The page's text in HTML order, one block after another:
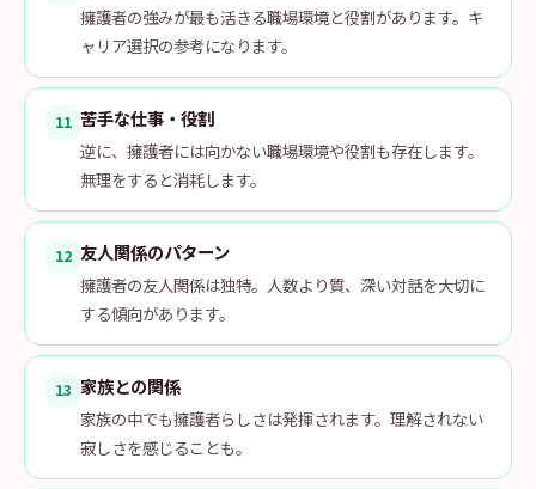
擁護者の強みが最も活きる職場環境と役割があります。キ
ャリア選択の参考になります。
11 苦手な仕事・役割
逆に、擁護者には向かない職場環境や役割も存在します。
無理をすると消耗します。
12 友人関係のパターン
擁護者の友人関係は独特。人数より質、深い対話を大切に
する傾向があります。
13 家族との関係
家族の中でも擁護者らしさは発揮されます。理解されない
寂しさを感じることも。